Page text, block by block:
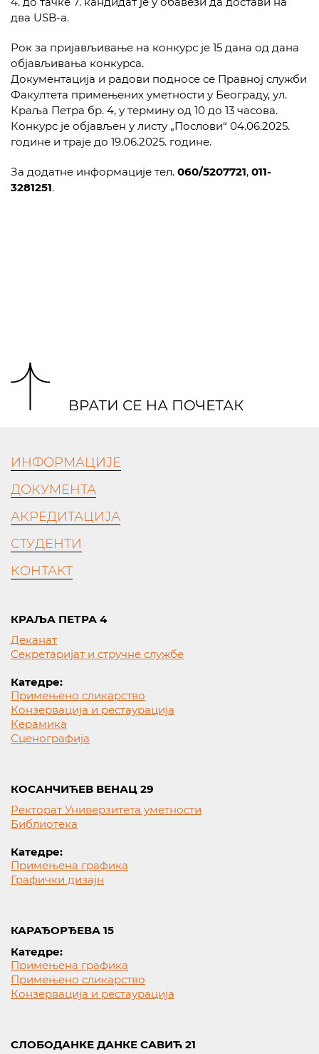
два USB-a.
Рок за пријављивање на конкурс је 15 дана од дана
објављивања конкурса.
Документација и радови подносе се Правној служби
Факултета примењених уметности у Београду, ул.
Краља Петра бр. 4, у термину од 10 до 13 часова.
Конкурс је објављен у листу „Послови“ 04.06.2025.
године и траје до 19.06.2025. године.
За додатне информације тел. 060/5207721, 011-
3281251.
ИНФОРМАЦИЈЕ
ДОКУМЕНТА
АКРЕДИТАЦИЈА
СТУДЕНТИ
КОНТАКТ
КРАЉА ПЕТРА 4
Деканат
Секретаријат и стручне службе
Катедре:
Примењено сликарство
Конзервација и рестаурација
Керамика
Сценографија
КОСАНЧИЋЕВ ВЕНАЦ 29
Ректорат Универзитета уметности
Библиотека
Катедре:
Примењена графика
Графички дизајн
КАРАЂОРЂЕВА 15
Катедре:
Примењена графика
Примењено сликарство
Конзервација и рестаурација
СЛОБОДАНКЕ ДАНКЕ САВИЋ 21